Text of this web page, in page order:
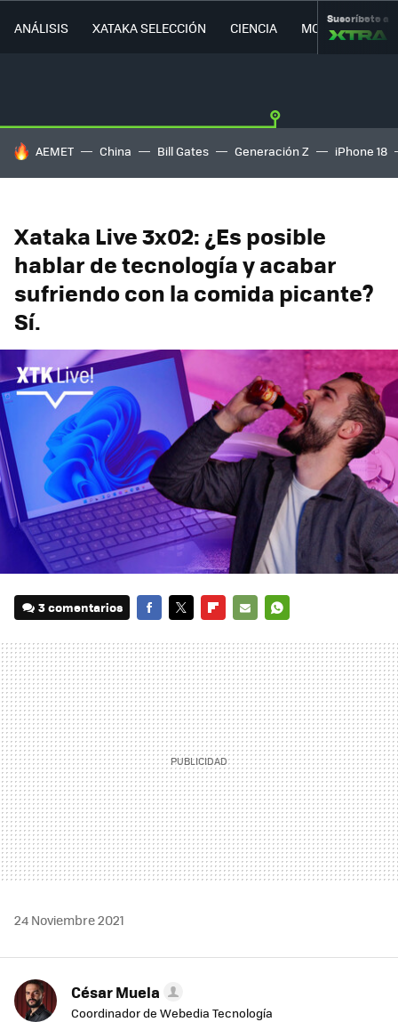
ANÁLISIS XATAKA SELECCIÓN CIENCIA MOVILIDAD
Suscríbete a
HOY SE HABLA DE
AEMET China Bill Gates Generación Z iPhone 18
Xataka Live 3x02: ¿Es posible
hablar de tecnología y acabar
sufriendo con la comida picante?
Sí.
3 comentarios
MAIL
24 Noviembre 2021
César Muela
Coordinador de Webedia Tecnología